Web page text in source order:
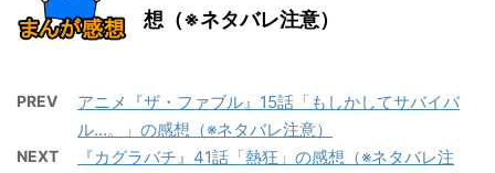
想（※ネタバレ注意）
PREV
アニメ『ザ・ファブル』15話「もしかしてサバイバ
ル…。」の感想（※ネタバレ注意）
NEXT
『カグラバチ』41話「熱狂」の感想（※ネタバレ注